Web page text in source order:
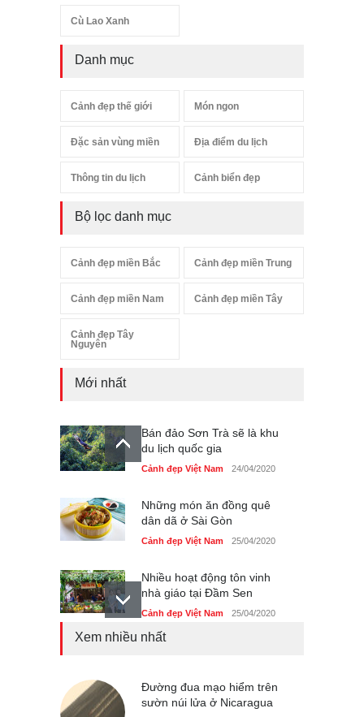
Cù Lao Xanh
Danh mục
Cảnh đẹp thế giới Món ngon
Đặc sản vùng miền Địa điểm du lịch
Thông tin du lịch Cảnh biển đẹp
Bộ lọc danh mục
Cảnh đẹp miền Bắc Cảnh đẹp miền Trung
Cảnh đẹp miền Nam Cảnh đẹp miền Tây
Cảnh đẹp Tây
Nguyên
Mới nhất
Bán đảo Sơn Trà sẽ là khu
du lịch quốc gia
Cảnh đẹp Việt Nam 24/04/2020
Những món ăn đồng quê
dân dã ở Sài Gòn
Cảnh đẹp Việt Nam 25/04/2020
Nhiều hoạt động tôn vinh
nhà giáo tại Đầm Sen
Cảnh đẹp Việt Nam 25/04/2020
thực Italy
Cảnh đẹp Việt Nam 25/04/2020
Xem nhiều nhất
Đường đua mạo hiểm trên
sườn núi lửa ở Nicaragua